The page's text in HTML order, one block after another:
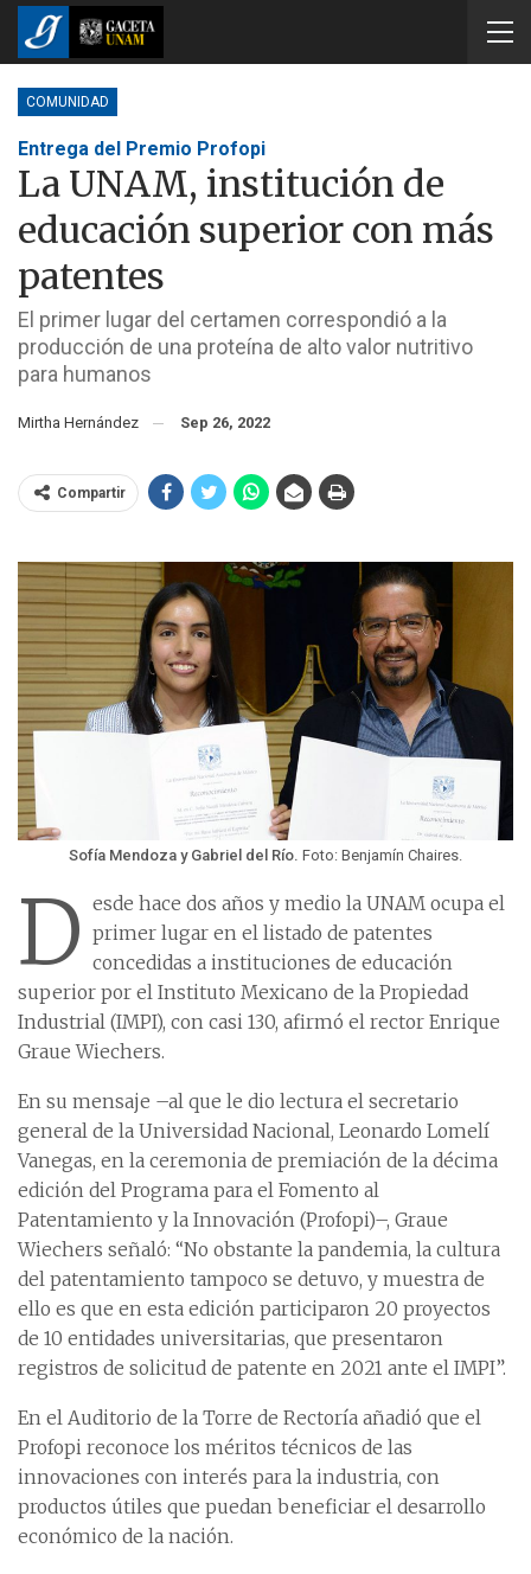
COMUNIDAD
Entrega del Premio Profopi
La UNAM, institución de
educación superior con más
patentes
El primer lugar del certamen correspondió a la
producción de una proteína de alto valor nutritivo
para humanos
Mirtha Hernández Sep 26, 2022
Compartir
Sofía Mendoza y Gabriel del Río. Foto: Benjamín Chaires.
D esde hace dos años y medio la UNAM ocupa el
primer lugar en el listado de patentes
concedidas a instituciones de educación
superior por el Instituto Mexicano de la Propiedad
Industrial (IMPI), con casi 130, afirmó el rector Enrique
Graue Wiechers.
En su mensaje –al que le dio lectura el secretario
general de la Universidad Nacional, Leonardo Lomelí
Vanegas, en la ceremonia de premiación de la décima
edición del Programa para el Fomento al
Patentamiento y la Innovación (Profopi)–, Graue
Wiechers señaló: “No obstante la pandemia, la cultura
del patentamiento tampoco se detuvo, y muestra de
ello es que en esta edición participaron 20 proyectos
de 10 entidades universitarias, que presentaron
registros de solicitud de patente en 2021 ante el IMPI”.
En el Auditorio de la Torre de Rectoría añadió que el
Profopi reconoce los méritos técnicos de las
innovaciones con interés para la industria, con
productos útiles que puedan beneficiar el desarrollo
económico de la nación.